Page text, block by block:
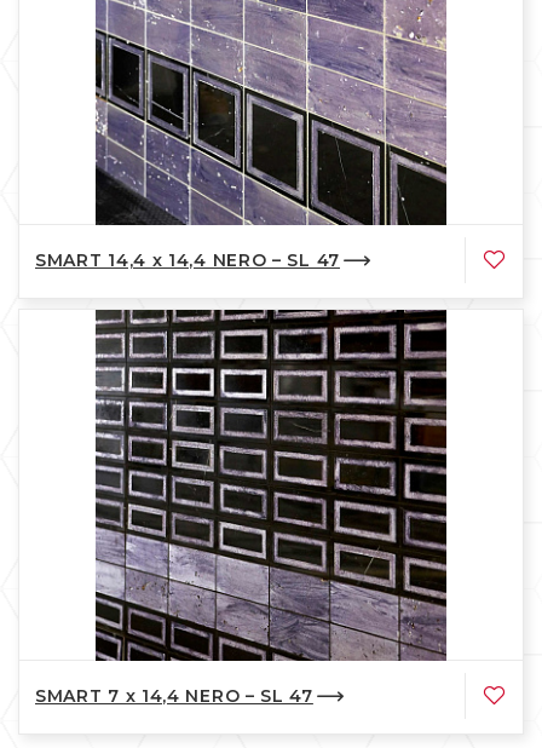
SMART 14,4 x 14,4 NERO – SL 47
SMART 7 x 14,4 NERO – SL 47